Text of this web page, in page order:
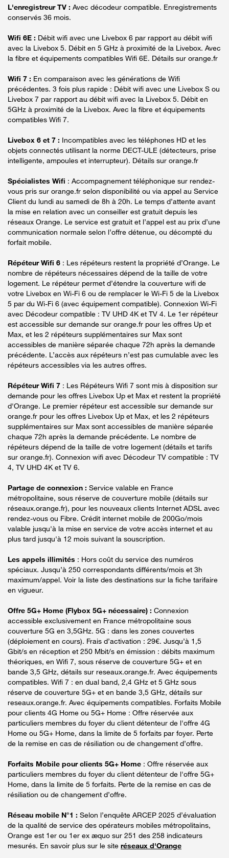
L'enregistreur TV : Avec décodeur compatible. Enregistrements
conservés 36 mois.
Wifi 6E : Débit wifi avec une Livebox 6 par rapport au débit wifi
avec la Livebox 5. Débit en 5 GHz à proximité de la Livebox. Avec
la fibre et équipements compatibles Wifi 6E. Détails sur orange.fr
Wifi 7 : En comparaison avec les générations de Wifi
précédentes. 3 fois plus rapide : Débit wifi avec une Livebox S ou
Livebox 7 par rapport au débit wifi avec la Livebox 5. Débit en
5GHz à proximité de la Livebox. Avec la fibre et équipements
compatibles Wifi 7.
Livebox 6 et 7 : Incompatibles avec les téléphones HD et les
objets connectés utilisant la norme DECT-ULE (détecteurs, prise
intelligente, ampoules et interrupteur). Détails sur orange.fr
Spécialistes Wifi : Accompagnement téléphonique sur rendez-
vous pris sur orange.fr selon disponibilité ou via appel au Service
Client du lundi au samedi de 8h à 20h. Le temps d’attente avant
la mise en relation avec un conseiller est gratuit depuis les
réseaux Orange. Le service est gratuit et l’appel est au prix d’une
communication normale selon l’offre détenue, ou décompté du
forfait mobile.
Répéteur Wifi 6 : Les répéteurs restent la propriété d’Orange. Le
nombre de répéteurs nécessaires dépend de la taille de votre
logement. Le répéteur permet d’étendre la couverture wifi de
votre Livebox en Wi-Fi 6 ou de remplacer le Wi-Fi 5 de la Livebox
5 par du Wi-Fi 6 (avec équipement compatible). Connexion Wi-Fi
avec Décodeur compatible : TV UHD 4K et TV 4. Le 1er répéteur
est accessible sur demande sur orange.fr pour les offres Up et
Max, et les 2 répéteurs supplémentaires sur Max sont
accessibles de manière séparée chaque 72h après la demande
précédente. L’accès aux répéteurs n’est pas cumulable avec les
répéteurs accessibles via les autres offres.
Répéteur Wifi 7 : Les Répéteurs Wifi 7 sont mis à disposition sur
demande pour les offres Livebox Up et Max et restent la propriété
d'Orange. Le premier répéteur est accessible sur demande sur
orange.fr pour les offres Livebox Up et Max, et les 2 répéteurs
supplémentaires sur Max sont accessibles de manière séparée
chaque 72h après la demande précédente. Le nombre de
répéteurs dépend de la taille de votre logement (détails et tarifs
sur orange.fr). Connexion wifi avec Décodeur TV compatible : TV
4, TV UHD 4K et TV 6.
Partage de connexion : Service valable en France
métropolitaine, sous réserve de couverture mobile (détails sur
réseaux.orange.fr), pour les nouveaux clients Internet ADSL avec
rendez-vous ou Fibre. Crédit internet mobile de 200Go/mois
valable jusqu'à la mise en service de votre accès internet et au
plus tard jusqu'à 12 mois suivant la souscription.
Les appels illimités : Hors coût du service des numéros
spéciaux. Jusqu’à 250 correspondants différents/mois et 3h
maximum/appel. Voir la liste des destinations sur la fiche tarifaire
en vigueur.
Offre 5G+ Home (Flybox 5G+ nécessaire) : Connexion
accessible exclusivement en France métropolitaine sous
couverture 5G en 3,5GHz. 5G : dans les zones couvertes
(déploiement en cours). Frais d’activation : 29€. Jusqu’à 1,5
Gbit/s en réception et 250 Mbit/s en émission : débits maximum
théoriques, en Wifi 7, sous réserve de couverture 5G+ et en
bande 3,5 GHz, détails sur reseaux.orange.fr. Avec équipements
compatibles. Wifi 7 : en dual band, 2,4 GHz et 5 GHz sous
réserve de couverture 5G+ et en bande 3,5 GHz, détails sur
reseaux.orange.fr. Avec équipements compatibles. Forfaits Mobile
pour clients 4G Home ou 5G+ Home : Offre réservée aux
particuliers membres du foyer du client détenteur de l'offre 4G
Home ou 5G+ Home, dans la limite de 5 forfaits par foyer. Perte
de la remise en cas de résiliation ou de changement d’offre.
Forfaits Mobile pour clients 5G+ Home : Offre réservée aux
particuliers membres du foyer du client détenteur de l'offre 5G+
Home, dans la limite de 5 forfaits. Perte de la remise en cas de
résiliation ou de changement d’offre.
Réseau mobile N°1 : Selon l’enquête ARCEP 2025 d’évaluation
de la qualité de service des opérateurs mobiles métropolitains,
Orange est 1er ou 1er ex æquo sur 251 des 258 indicateurs
mesurés. En savoir plus sur le site réseaux d'Orange